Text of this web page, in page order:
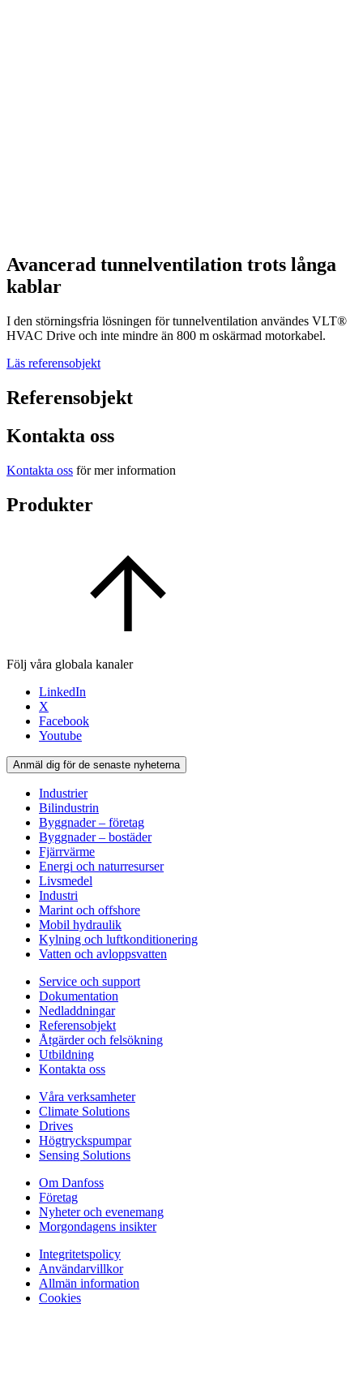
Avancerad tunnelventilation trots långa
kablar
I den störningsfria lösningen för tunnelventilation användes VLT®
HVAC Drive och inte mindre än 800 m oskärmad motorkabel.
Läs referensobjekt
Referensobjekt
Kontakta oss
Kontakta oss för mer information
Produkter
Följ våra globala kanaler
LinkedIn
X
Facebook
Youtube
Anmäl dig för de senaste nyheterna
Industrier
Bilindustrin
Byggnader – företag
Byggnader – bostäder
Fjärrvärme
Energi och naturresurser
Livsmedel
Industri
Marint och offshore
Mobil hydraulik
Kylning och luftkonditionering
Vatten och avloppsvatten
Service och support
Dokumentation
Nedladdningar
Referensobjekt
Åtgärder och felsökning
Utbildning
Kontakta oss
Våra verksamheter
Climate Solutions
Drives
Högtryckspumpar
Sensing Solutions
Om Danfoss
Företag
Nyheter och evenemang
Morgondagens insikter
Integritetspolicy
Användarvillkor
Allmän information
Cookies